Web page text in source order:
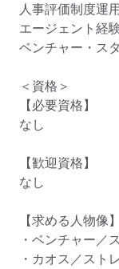
人事評価制度運
エージェント経
ベンチャー・ス
＜資格＞
【必要資格】
なし
【歓迎資格】
なし
【求める人物像】
・ベンチャー／
・カオス／スト